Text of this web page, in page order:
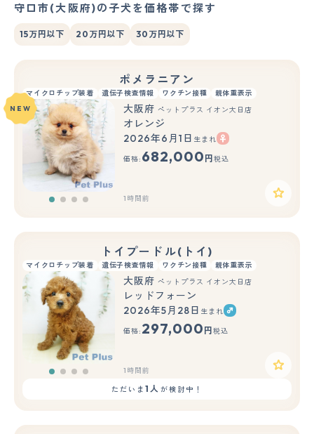
守口市(大阪府)の子犬を価格帯で探す
15万円以下 20万円以下 30万円以下
ポメラニアン
マイクロチップ装着 遺伝子検査情報 ワクチン接種
親体重表示
NEW
大阪府 ペットプラス イオン大日店
オレンジ
2026年6月1日 生まれ
価格: 682,000 円 税込
1時間前
トイプードル(トイ)
マイクロチップ装着 遺伝子検査情報 ワクチン接種 親体重表示
大阪府 ペットプラス イオン大日店
レッドフォーン
2026年5月28日 生まれ
価格: 297,000 円 税込
1時間前
ただいま1人 が検討中！